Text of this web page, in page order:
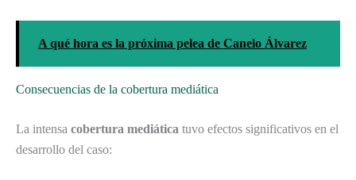
A qué hora es la próxima pelea de Canelo Álvarez
Consecuencias de la cobertura mediática
La intensa cobertura mediática tuvo efectos significativos en el
desarrollo del caso: